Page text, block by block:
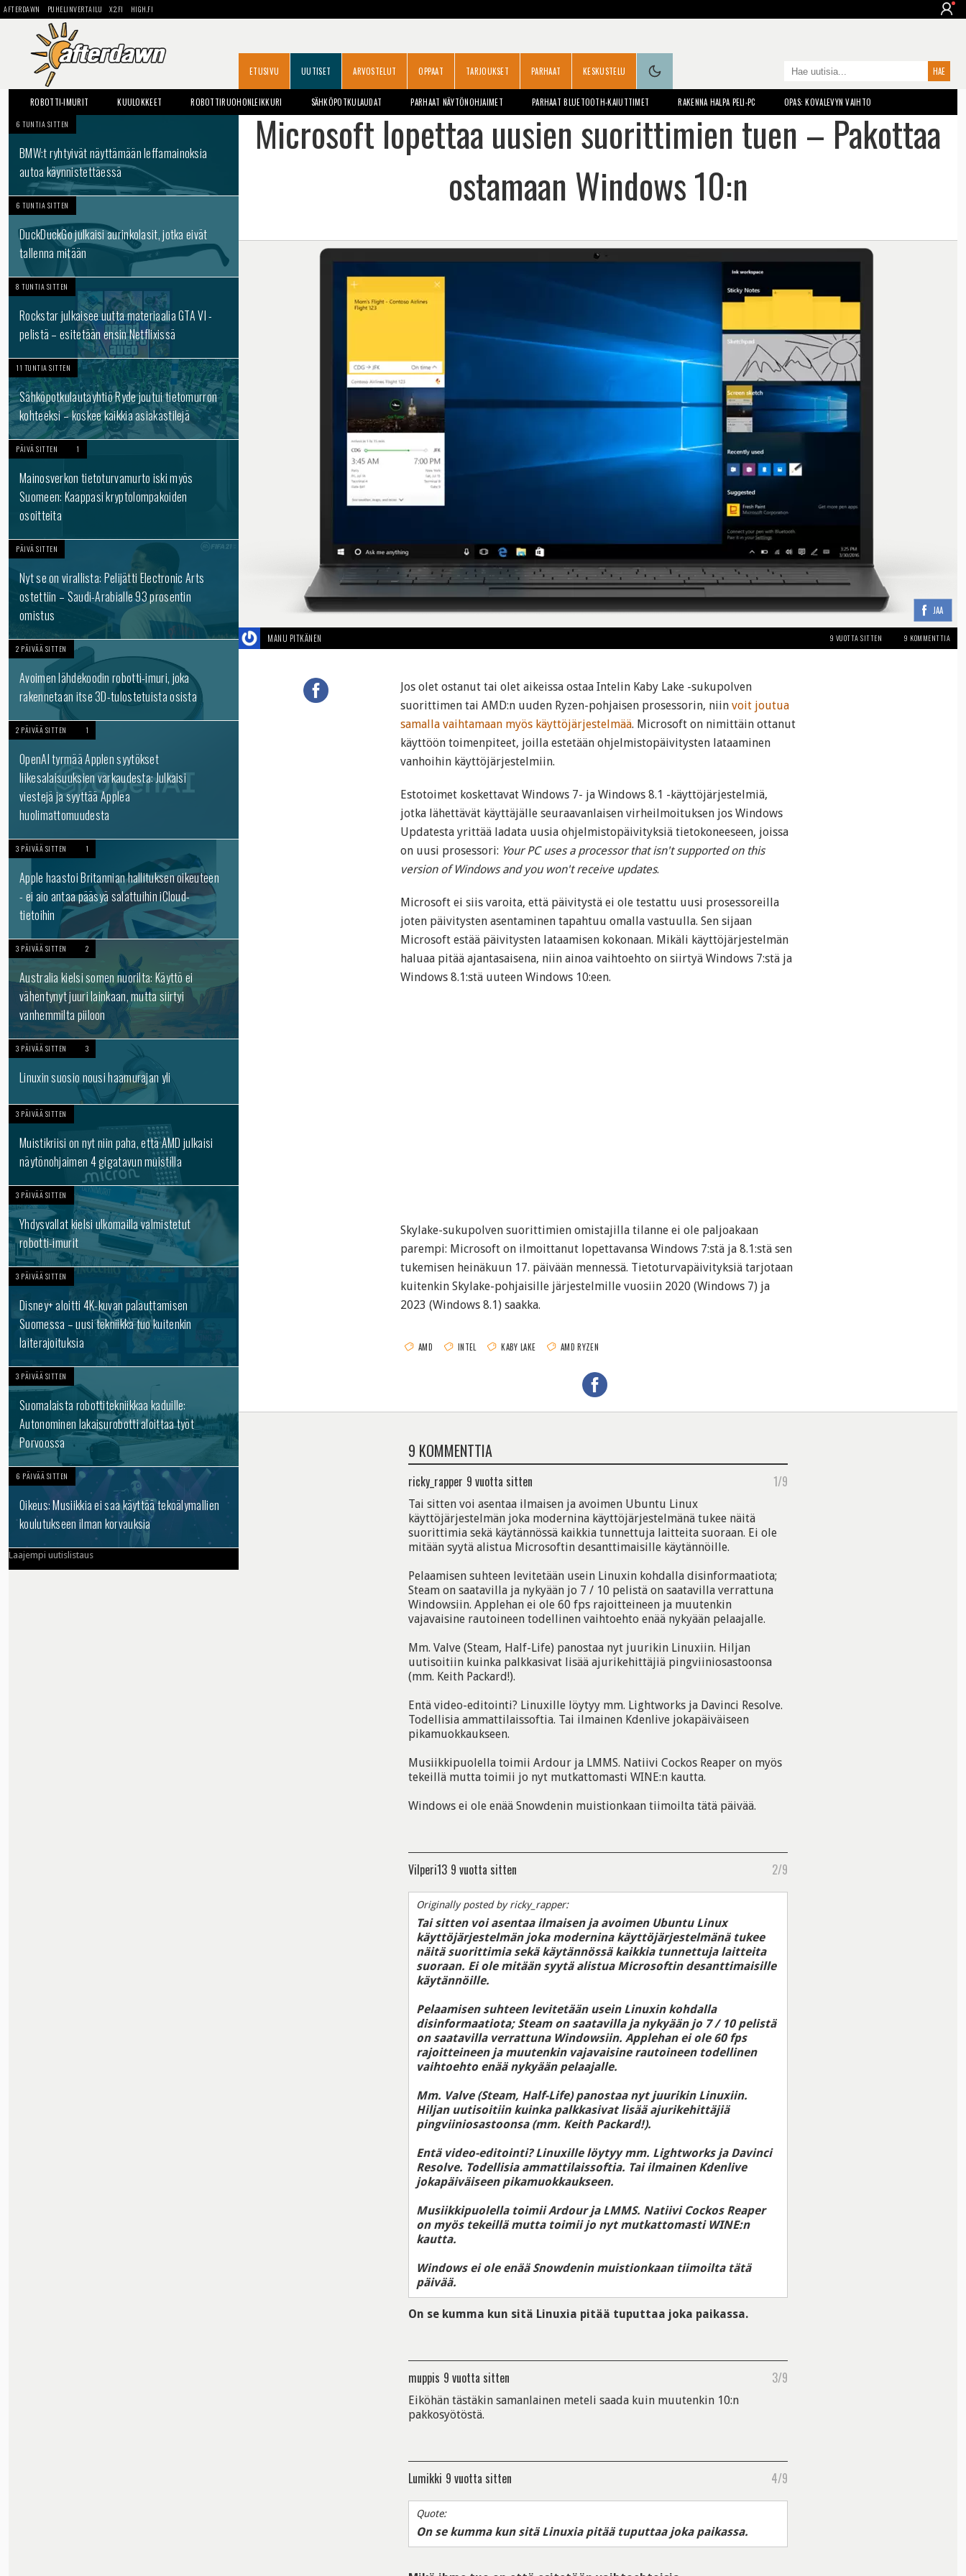
AFTERDAWN PUHELINVERTAILU X2.FI HIGH.FI
ETUSIVU UUTISET ARVOSTELUT OPPAAT TARJOUKSET PARHAAT KESKUSTELU
ROBOTTI-IMURIT KUULOKKEET ROBOTTIRUOHONLEIKKURI SÄHKÖPOTKULAUDAT PARHAAT NÄYTÖNOHJAIMET PARHAAT BLUETOOTH-KAIUTTIMET RAKENNA HALPA PELI-PC OPAS: KOVALEVYN VAIHTO
6 TUNTIA SITTEN
BMW:t ryhtyivät näyttämään leffamainoksia
autoa käynnistettäessä
6 TUNTIA SITTEN
DuckDuckGo julkaisi aurinkolasit, jotka eivät
tallenna mitään
8 TUNTIA SITTEN
Rockstar julkaisee uutta materiaalia GTA VI -
pelistä – esitetään ensin Netflixissä
11 TUNTIA SITTEN
Sähköpotkulautayhtiö Ryde joutui tietomurron
kohteeksi – koskee kaikkia asiakastilejä
PÄIVÄ SITTEN 1
Mainosverkon tietoturvamurto iski myös
Suomeen: Kaappasi kryptolompakoiden
osoitteita
PÄIVÄ SITTEN
Nyt se on virallista: Pelijätti Electronic Arts
ostettiin – Saudi-Arabialle 93 prosentin
omistus
2 PÄIVÄÄ SITTEN
Avoimen lähdekoodin robotti-imuri, joka
rakennetaan itse 3D-tulostetuista osista
2 PÄIVÄÄ SITTEN 1
OpenAI tyrmää Applen syytökset
liikesalaisuuksien varkaudesta: Julkaisi
viestejä ja syyttää Applea
huolimattomuudesta
3 PÄIVÄÄ SITTEN 1
Apple haastoi Britannian hallituksen oikeuteen
- ei aio antaa pääsyä salattuihin iCloud-
tietoihin
3 PÄIVÄÄ SITTEN 2
Australia kielsi somen nuorilta: Käyttö ei
vähentynyt juuri lainkaan, mutta siirtyi
vanhemmilta piiloon
3 PÄIVÄÄ SITTEN 3
Linuxin suosio nousi haamurajan yli
3 PÄIVÄÄ SITTEN
Muistikriisi on nyt niin paha, että AMD julkaisi
näytönohjaimen 4 gigatavun muistilla
3 PÄIVÄÄ SITTEN
Yhdysvallat kielsi ulkomailla valmistetut
robotti-imurit
3 PÄIVÄÄ SITTEN
Disney+ aloitti 4K-kuvan palauttamisen
Suomessa – uusi tekniikka tuo kuitenkin
laiterajoituksia
3 PÄIVÄÄ SITTEN
Suomalaista robottitekniikkaa kaduille:
Autonominen lakaisurobotti aloittaa työt
Porvoossa
6 PÄIVÄÄ SITTEN
Oikeus: Musiikkia ei saa käyttää tekoälymallien
koulutukseen ilman korvauksia
Laajempi uutislistaus
Microsoft lopettaa uusien suorittimien tuen – Pakottaa
ostamaan Windows 10:n
JAA
MANU PITKÄNEN 9 VUOTTA SITTEN 9 KOMMENTTIA
Jos olet ostanut tai olet aikeissa ostaa Intelin Kaby Lake -sukupolven
suorittimen tai AMD:n uuden Ryzen-pohjaisen prosessorin, niin voit joutua
samalla vaihtamaan myös käyttöjärjestelmää. Microsoft on nimittäin ottanut
käyttöön toimenpiteet, joilla estetään ohjelmistopäivitysten lataaminen
vanhoihin käyttöjärjestelmiin.
Estotoimet koskettavat Windows 7- ja Windows 8.1 -käyttöjärjestelmiä,
jotka lähettävät käyttäjälle seuraavanlaisen virheilmoituksen jos Windows
Updatesta yrittää ladata uusia ohjelmistopäivityksiä tietokoneeseen, joissa
on uusi prosessori: Your PC uses a processor that isn't supported on this
version of Windows and you won't receive updates.
Microsoft ei siis varoita, että päivitystä ei ole testattu uusi prosessoreilla
joten päivitysten asentaminen tapahtuu omalla vastuulla. Sen sijaan
Microsoft estää päivitysten lataamisen kokonaan. Mikäli käyttöjärjestelmän
haluaa pitää ajantasaisena, niin ainoa vaihtoehto on siirtyä Windows 7:stä ja
Windows 8.1:stä uuteen Windows 10:een.
Skylake-sukupolven suorittimien omistajilla tilanne ei ole paljoakaan
parempi: Microsoft on ilmoittanut lopettavansa Windows 7:stä ja 8.1:stä sen
tukemisen heinäkuun 17. päivään mennessä. Tietoturvapäivityksiä tarjotaan
kuitenkin Skylake-pohjaisille järjestelmille vuosiin 2020 (Windows 7) ja
2023 (Windows 8.1) saakka.
AMD INTEL KABY LAKE AMD RYZEN
9 KOMMENTTIA
ricky_rapper 9 vuotta sitten 1/9
Tai sitten voi asentaa ilmaisen ja avoimen Ubuntu Linux
käyttöjärjestelmän joka modernina käyttöjärjestelmänä tukee näitä
suorittimia sekä käytännössä kaikkia tunnettuja laitteita suoraan. Ei ole
mitään syytä alistua Microsoftin desanttimaisille käytännöille.
Pelaamisen suhteen levitetään usein Linuxin kohdalla disinformaatiota;
Steam on saatavilla ja nykyään jo 7 / 10 pelistä on saatavilla verrattuna
Windowsiin. Applehan ei ole 60 fps rajoitteineen ja muutenkin
vajavaisine rautoineen todellinen vaihtoehto enää nykyään pelaajalle.
Mm. Valve (Steam, Half-Life) panostaa nyt juurikin Linuxiin. Hiljan
uutisoitiin kuinka palkkasivat lisää ajurikehittäjiä pingviiniosastoonsa
(mm. Keith Packard!).
Entä video-editointi? Linuxille löytyy mm. Lightworks ja Davinci Resolve.
Todellisia ammattilaissoftia. Tai ilmainen Kdenlive jokapäiväiseen
pikamuokkaukseen.
Musiikkipuolella toimii Ardour ja LMMS. Natiivi Cockos Reaper on myös
tekeillä mutta toimii jo nyt mutkattomasti WINE:n kautta.
Windows ei ole enää Snowdenin muistionkaan tiimoilta tätä päivää.
Vilperi13 9 vuotta sitten 2/9
Originally posted by ricky_rapper:
Tai sitten voi asentaa ilmaisen ja avoimen Ubuntu Linux
käyttöjärjestelmän joka modernina käyttöjärjestelmänä tukee
näitä suorittimia sekä käytännössä kaikkia tunnettuja laitteita
suoraan. Ei ole mitään syytä alistua Microsoftin desanttimaisille
käytännöille.
Pelaamisen suhteen levitetään usein Linuxin kohdalla
disinformaatiota; Steam on saatavilla ja nykyään jo 7 / 10 pelistä
on saatavilla verrattuna Windowsiin. Applehan ei ole 60 fps
rajoitteineen ja muutenkin vajavaisine rautoineen todellinen
vaihtoehto enää nykyään pelaajalle.
Mm. Valve (Steam, Half-Life) panostaa nyt juurikin Linuxiin.
Hiljan uutisoitiin kuinka palkkasivat lisää ajurikehittäjiä
pingviiniosastoonsa (mm. Keith Packard!).
Entä video-editointi? Linuxille löytyy mm. Lightworks ja Davinci
Resolve. Todellisia ammattilaissoftia. Tai ilmainen Kdenlive
jokapäiväiseen pikamuokkaukseen.
Musiikkipuolella toimii Ardour ja LMMS. Natiivi Cockos Reaper
on myös tekeillä mutta toimii jo nyt mutkattomasti WINE:n
kautta.
Windows ei ole enää Snowdenin muistionkaan tiimoilta tätä
päivää.
On se kumma kun sitä Linuxia pitää tuputtaa joka paikassa.
muppis 9 vuotta sitten 3/9
Eiköhän tästäkin samanlainen meteli saada kuin muutenkin 10:n
pakkosyötöstä.
Lumikki 9 vuotta sitten 4/9
Quote:
On se kumma kun sitä Linuxia pitää tuputtaa joka paikassa.